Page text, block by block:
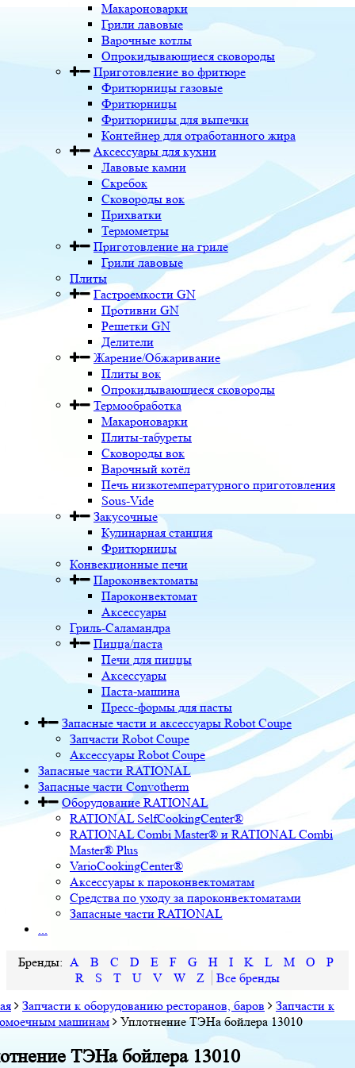
Макароноварки
Грили лавовые
Варочные котлы
Опрокидывающиеся сковороды
Приготовление во фритюре
Фритюрницы газовые
Фритюрницы
Фритюрницы для выпечки
Контейнер для отработанного жира
Аксессуары для кухни
Лавовые камни
Скребок
Сковороды вок
Прихватки
Термометры
Приготовление на гриле
Грили лавовые
Плиты
Гастроемкости GN
Противни GN
Решетки GN
Делители
Жарение/Обжаривание
Плиты вок
Опрокидывающиеся сковороды
Термообработка
Макароноварки
Плиты-табуреты
Сковороды вок
Варочный котёл
Печь низкотемпературного приготовления
Sous-Vide
Закусочные
Кулинарная станция
Фритюрницы
Конвекционные печи
Пароконвектоматы
Пароконвектомат
Аксессуары
Гриль-Саламандра
Пицца/паста
Печи для пиццы
Аксессуары
Паста-машина
Пресс-формы для пасты
Запасные части и аксессуары Robot Coupe
Запчасти Robot Coupe
Аксессуары Robot Coupe
Запасные части RATIONAL
Запасные части Convotherm
Оборудование RATIONAL
RATIONAL SelfCookingCenter®
RATIONAL Combi Master® и RATIONAL Combi
Master® Plus
VarioCookingCenter®
Аксессуары к пароконвектоматам
Средства по уходу за пароконвектоматами
Запасные части RATIONAL
...
A B C D E F G H I K L M O
P
R
S T U V W
Z
Запчасти к оборудованию ресторанов, баров
Запчасти к
машинам
Уплотнение ТЭНа бойлера 13010
ТЭНа бойлера 13010